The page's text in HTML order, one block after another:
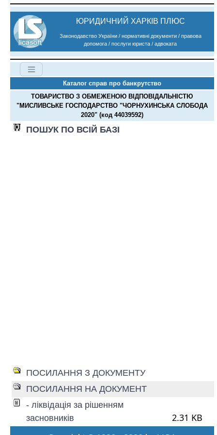
ЮРИДИЧНИЙ ХАРКІВ ПЛЮС
Законодавство України / нормативні документи / правова
допомога / послуги юриста / адвоката
Каталог справ про банкрутство
ТОВАРИСТВО З ОБМЕЖЕНОЮ ВІДПОВІДАЛЬНІСТЮ
"МИСЛИВСЬКЕ ГОСПОДАРСТВО "ЧОРНУХИНСЬКА СЛОБОДА
2020" (код 44039592)
ПОШУК ПО ВСІЙ БАЗІ
ПОСИЛАННЯ З ДОКУМЕНТУ
ПОСИЛАННЯ НА ДОКУМЕНТ
- ліквідація за рішенням
засновників
2.31 KB